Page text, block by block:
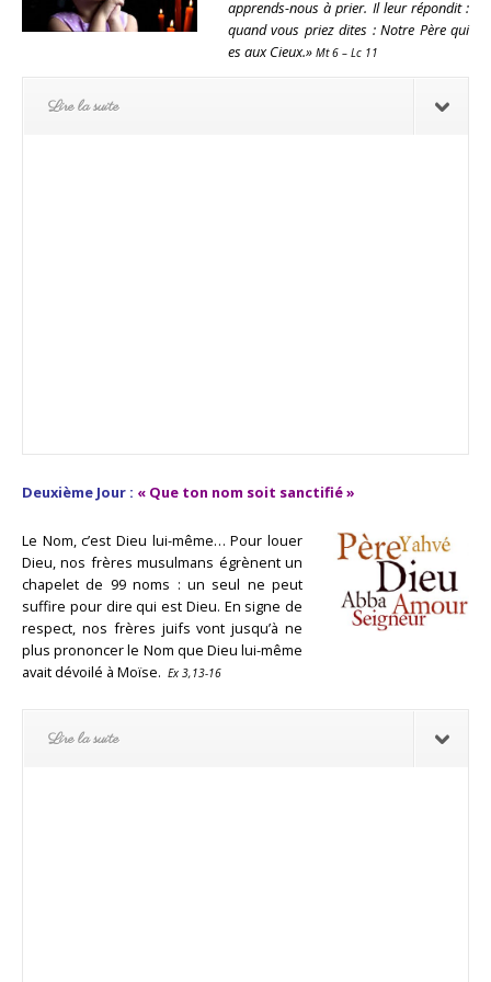
apprends-nous à prier. Il leur répondit :
quand vous priez dites : Notre Père qui
es aux Cieux.» Mt 6 – Lc 11
Lire la suite
Deuxième Jour : « Que ton nom soit sanctifié»
Le Nom, c’est Dieu lui-même… Pour louer
Dieu, nos frères musulmans égrènent un
chapelet de 99 noms : un seul ne peut
suffire pour dire qui est Dieu. En signe de
respect, nos frères juifs vont jusqu’à ne
plus prononcer le Nom que Dieu lui-même
avait dévoilé à Moïse. Ex 3,13-16
Lire la suite